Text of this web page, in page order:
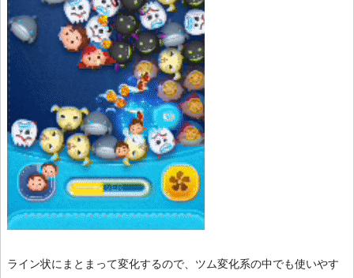
ライン状にまとまって変化するので、ツム変化系の中でも使いやす